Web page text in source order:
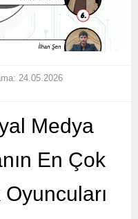
24.05.2026
Medya
En Çok